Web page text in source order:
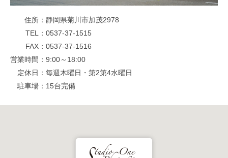
住所
静岡県菊川市加茂2978
TEL
0537-37-1515
FAX
0537-37-1516
営業時間
9:00～18:00
定休日
毎週木曜日・第2第4水曜日
駐車場
15台完備